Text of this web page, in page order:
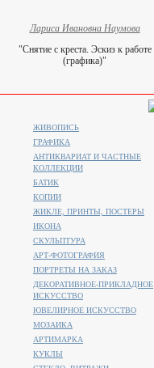
Лариса Ивановна Наумова
"Снятие с креста. Эскиз к работе
(графика)"
ЖИВОПИСЬ
ГРАФИКА
АНТИКВАРИАТ И ЧАСТНЫЕ
КОЛЛЕКЦИИ
БАТИК
КОПИИ
ЖИКЛЕ, ПРИНТЫ, ПОСТЕРЫ
ИКОНА
СКУЛЬПТУРА
АРТ-ФОТОГРАФИЯ
ПОРТРЕТЫ НА ЗАКАЗ
ДЕКОРАТИВНОЕ-ПРИКЛАДНОЕ
ИСКУССТВО
ЮВЕЛИРНОЕ ИСКУССТВО
МОЗАИКА
АРТИМАРКА
КУКЛЫ